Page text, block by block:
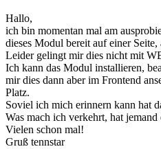
Hallo,
ich bin momentan mal am
dieses Modul bereit auf einer
Leider gelingt mir dies nicht mit
Ich kann das Modul installieren,
mir dies dann aber im Frontend
Platz.
Soviel ich mich erinnern kann hat
Was mach ich verkehrt, hat jemand
Vielen schon mal!
Gruß tennstar